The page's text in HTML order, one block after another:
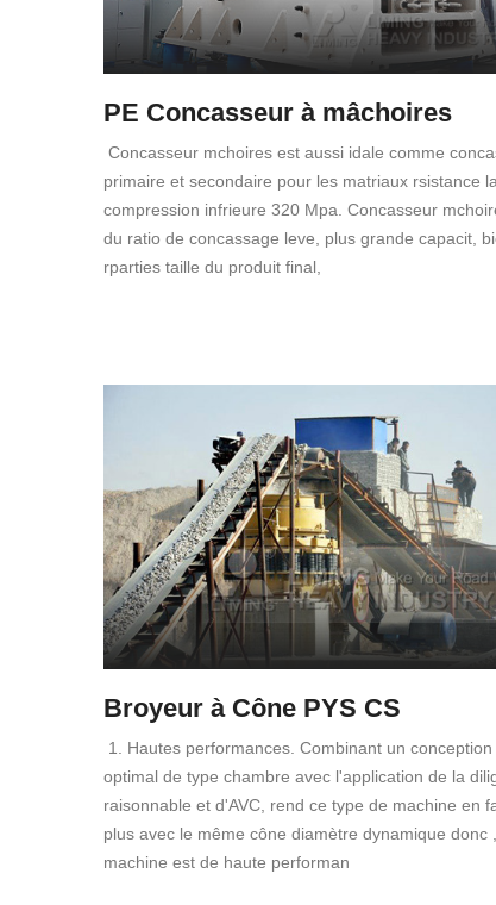
PE Concasseur à mâchoires
Concasseur mchoires est aussi idale comme
primaire et secondaire pour les matriaux rsistance la
compression infrieure 320 Mpa. Concasseur
du ratio de concassage leve, plus grande capacit,
rparties taille du produit final,
Broyeur à Cône PYS CS
1. Hautes performances. Combinant un conception
optimal de type chambre avec l'application de la
raisonnable et d'AVC, rend ce type de machine en
plus avec le même cône diamètre dynamique donc
machine est de haute performan